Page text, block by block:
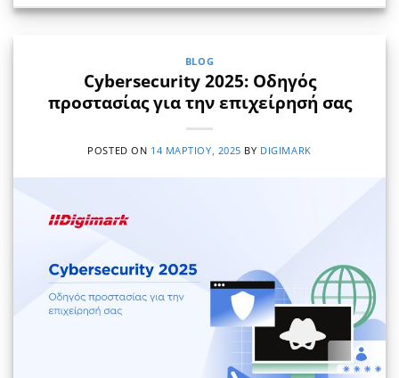
BLOG
Cybersecurity 2025: Οδηγός
προστασίας για την επιχείρησή σας
POSTED ON 14 ΜΑΡΤΊΟΥ, 2025 BY DIGIMARK